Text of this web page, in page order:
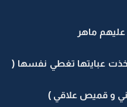
عليهم ماهر
عبايتها تغطي نفسها (
و قميص علاقي )